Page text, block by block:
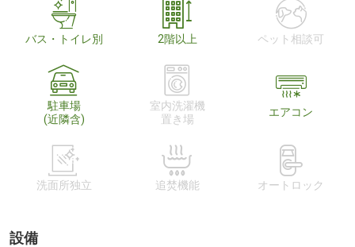
バス・トイレ別 2階以上 ペット相談可
駐車場
(近隣含)
室内洗濯機
置き場
エアコン
洗面所独立 追焚機能 オートロック
設備